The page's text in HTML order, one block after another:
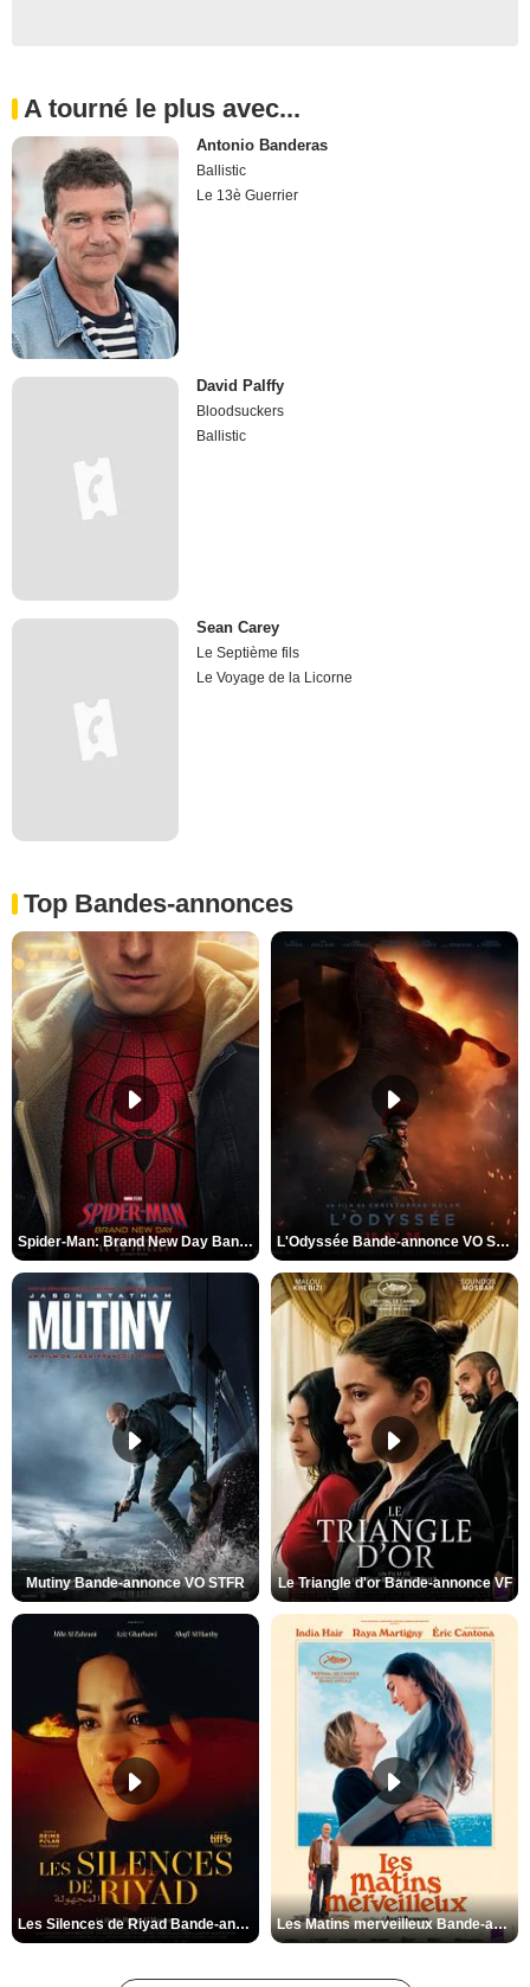
A tourné le plus avec...
Antonio Banderas
Ballistic
Le 13è Guerrier
David Palffy
Bloodsuckers
Ballistic
Sean Carey
Le Septième fils
Le Voyage de la Licorne
Top Bandes-annonces
Spider-Man: Brand New Day Bande-annonce VO STFR L'Odyssée Bande-annonce VO STFR
Mutiny Bande-annonce VO STFR Le Triangle d'or Bande-annonce VF
Les Silences de Riyad Bande-annonce VO STFR Les Matins merveilleux Bande-annonce VF